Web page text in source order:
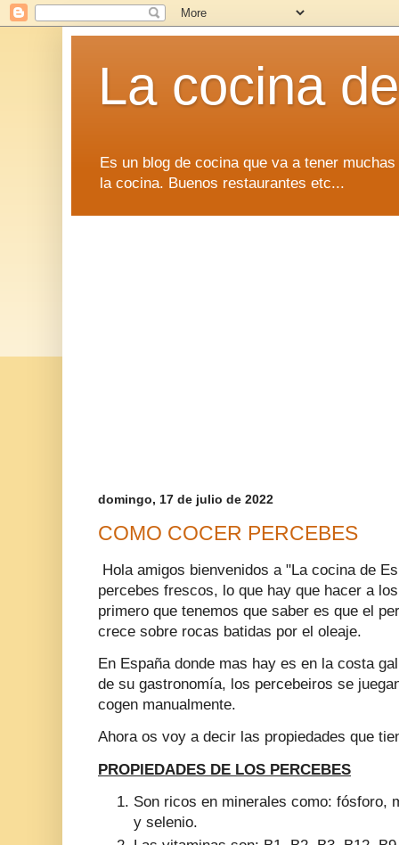
La cocina
Es un blog de cocina que va a tener
la cocina. Buenos restaurantes etc...
domingo, 17 de julio de 2022
COMO COCER PERCEBES
Hola amigos bienvenidos a "La cocina de
percebes frescos, lo que hay que hacer a
primero que tenemos que saber es que el
crece sobre rocas batidas por el oleaje.
En España donde mas hay es en la costa
de su gastronomía, los percebeiros se
cogen manualmente.
Ahora os voy a decir las propiedades que
PROPIEDADES DE LOS PERCEBES
Son ricos en minerales como: fósforo,
y selenio.